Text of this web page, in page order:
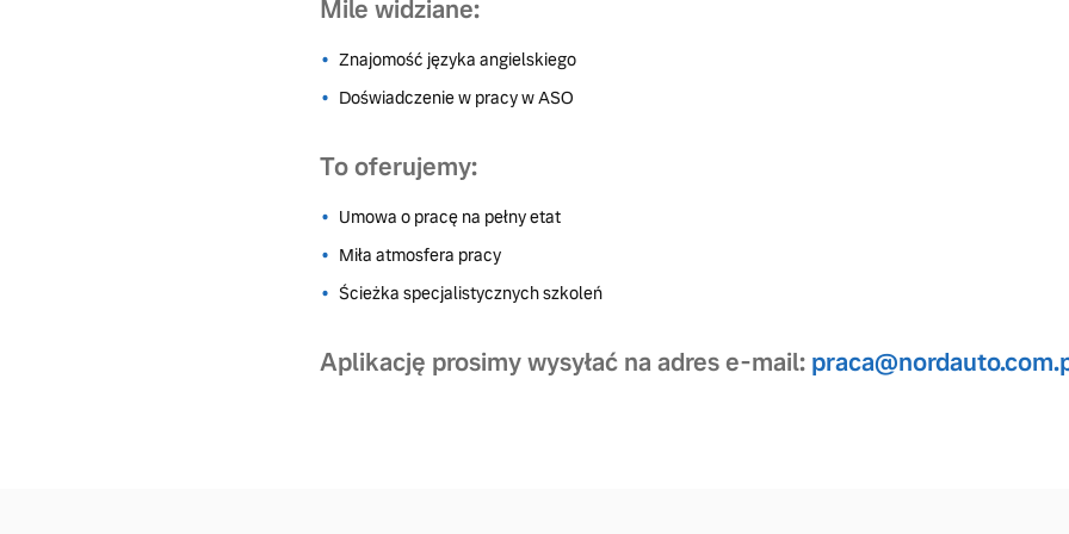
Mile widziane:
Znajomość języka angielskiego
Doświadczenie w pracy w ASO
To oferujemy:
Umowa o pracę na pełny etat
Miła atmosfera pracy
Ścieżka specjalistycznych szkoleń
Aplikację prosimy wysyłać na adres e-mail: